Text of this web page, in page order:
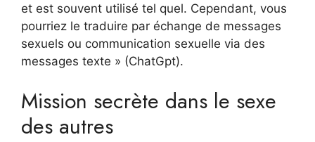
et est souvent utilisé tel quel. Cependant, vous
pourriez le traduire par échange de messages
sexuels ou communication sexuelle via des
messages texte » (ChatGpt).
Mission secrète dans le sexe
des autres